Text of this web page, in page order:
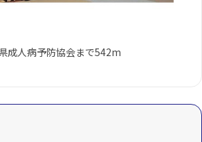
成人病予防協会まで542m